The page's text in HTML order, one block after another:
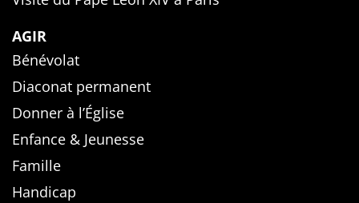
AGIR
Bénévolat
Diaconat permanent
Donner à l’Église
Enfance & Jeunesse
Famille
Handicap